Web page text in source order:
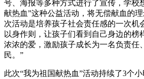
号、海报等多种方式进行了宣传，学校
献热血”这种公益活动，将无偿献血的
次活动是培养孩子社会责任感的一次机
以身作则，让孩子们看到自己身边的榜
浓浓的爱，激励孩子成长为一名负责任
民。”
此次“我为祖国献热血”活动持续了3个